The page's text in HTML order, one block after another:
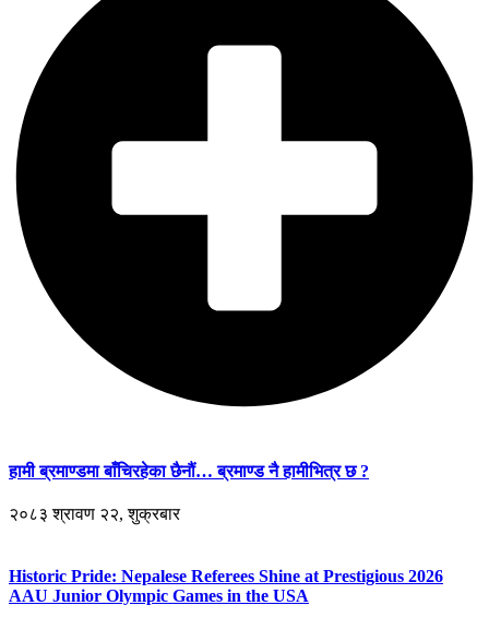
हामी ब्रमाण्डमा बाँचिरहेका छैनौं… ब्रमाण्ड नै हामीभित्र छ ?
२०८३ श्रावण २२, शुक्रबार
Historic Pride: Nepalese Referees Shine at Prestigious 2026
AAU Junior Olympic Games in the USA